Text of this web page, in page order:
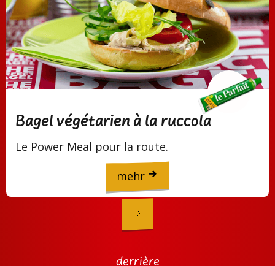
Bagel végétarien à la ruccola
Le Power Meal pour la route.
mehr
derrière